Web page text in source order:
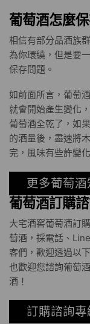
葡萄酒怎麼
相信有部分品酒族
為你環繞，但是要
保存問題。
如前面所言，葡萄
就會開始產生變化
葡萄酒全乾了，如
的酒量後，盡速將
完，風味有些許變
更多葡萄酒
葡萄酒訂購
大宅酒窖葡萄酒訂
萄酒，採電話、
客們，歡迎透過以
也歡迎您諮詢葡萄
酒！
訂購諮詢專